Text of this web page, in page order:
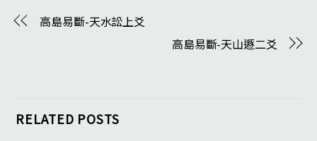
高島易斷-天水訟上爻
高島易斷-天山遯二爻
RELATED POSTS